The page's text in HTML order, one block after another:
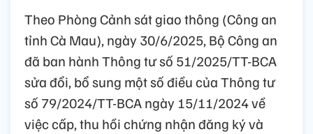
Theo Phòng Cảnh sát giao thông (Công an
tỉnh Cà Mau), ngày 30/6/2025, Bộ Công an
đã ban hành Thông tư số 51/2025/TT-BCA
sửa đổi, bổ sung một số điều của Thông tư
số 79/2024/TT-BCA ngày 15/11/2024 về
việc cấp, thu hồi chứng nhận đăng ký và